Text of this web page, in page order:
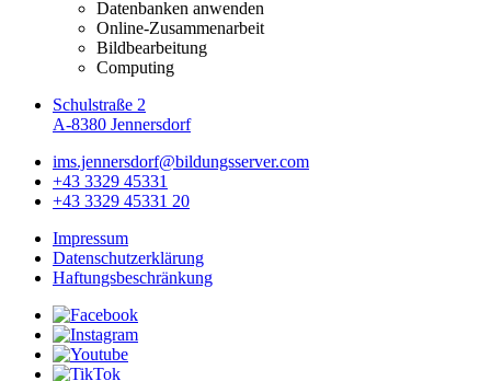
Datenbanken anwenden
Online-Zusammenarbeit
Bildbearbeitung
Computing
Schulstraße 2
A-8380 Jennersdorf
ims.jennersdorf@bildungsserver.com
+43 3329 45331
+43 3329 45331 20
Impressum
Datenschutzerklärung
Haftungsbeschränkung